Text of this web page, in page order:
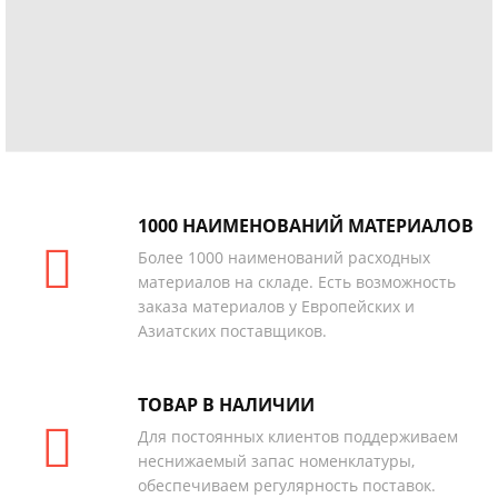
1000 НАИМЕНОВАНИЙ МАТЕРИАЛОВ
Более 1000 наименований расходных
материалов на складе. Есть возможность
заказа материалов у Европейских и
Азиатских поставщиков.
ТОВАР В НАЛИЧИИ
Для постоянных клиентов поддерживаем
неснижаемый запас номенклатуры,
обеспечиваем регулярность поставок.